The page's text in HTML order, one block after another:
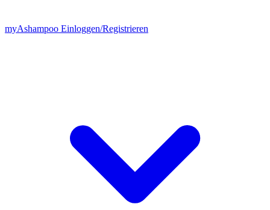
myAshampoo Einloggen/Registrieren